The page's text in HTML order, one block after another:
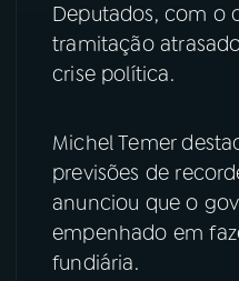
Deputados, com o
tramitação
crise política.
Michel Temer
previsões de
anunciou que o
empenhado em
fundiária.